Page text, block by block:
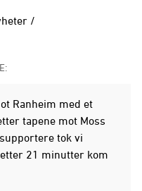
/
Ranheim med et
tapene mot Moss
tok vi
21 minutter kom